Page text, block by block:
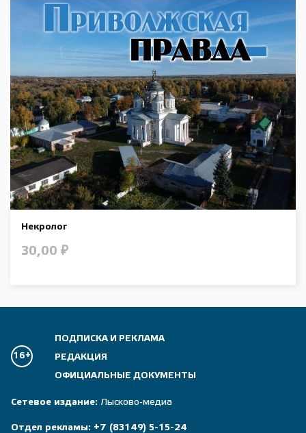
Некролог
30,00 ₽
16+
ПОДПИСКА И РЕКЛАМА
РЕДАКЦИЯ
ОФИЦИАЛЬНЫЕ ДОКУМЕНТЫ
Сетевое издание: Лысково-медиа
Отдел рекламы: +7 (83149) 5-15-24